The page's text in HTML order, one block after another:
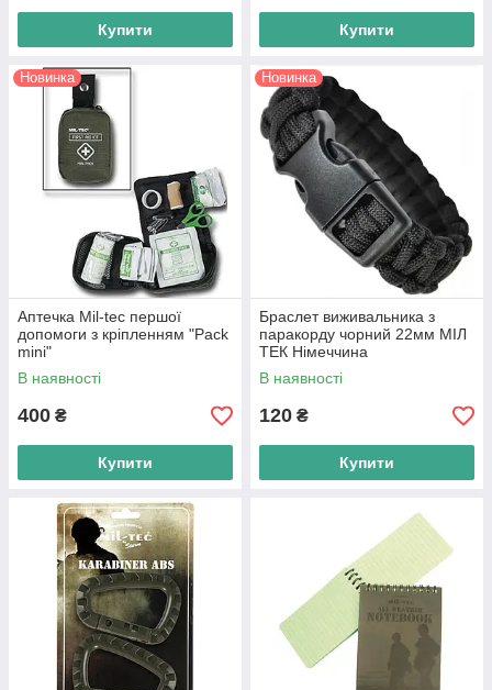
Купити Купити
Новинка
Аптечка Mil-tec першої
допомоги з кріпленням "Pack
mini"
В наявності
400 ₴
Купити
Новинка
Браслет виживальника з
паракорду чорний 22мм МІЛ
ТЕК Німеччина
В наявності
120 ₴
Купити